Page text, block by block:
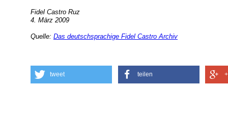
Fidel Castro Ruz
4. März 2009
Quelle: Das deutschsprachige Fidel Castro Archiv
tweet teilen